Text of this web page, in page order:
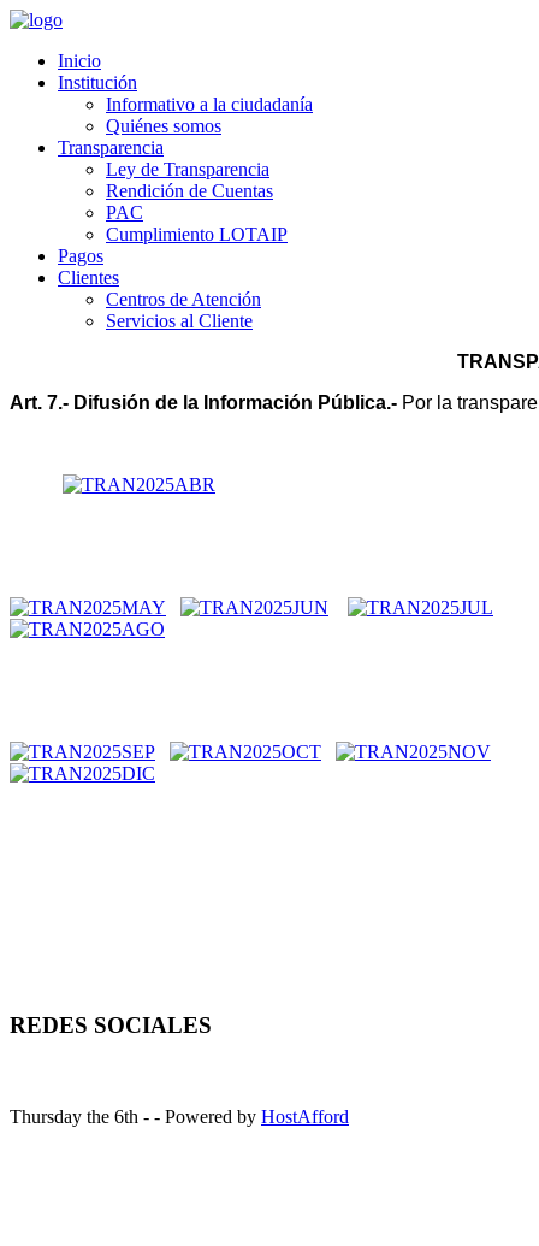
Inicio
Institución
Informativo a la ciudadanía
Quiénes somos
Transparencia
Ley de Transparencia
Rendición de Cuentas
PAC
Cumplimiento LOTAIP
Pagos
Clientes
Centros de Atención
Servicios al Cliente
Art. 7.- Difusión de la Información Pública.- Por la
REDES SOCIALES
Thursday the 6th - - Powered by HostAfford